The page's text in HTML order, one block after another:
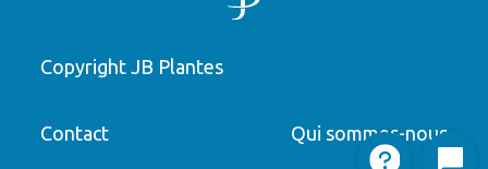
Rappelez-moi
Laissez un message
Copyright JB Plantes
Contact Qui sommes-nous